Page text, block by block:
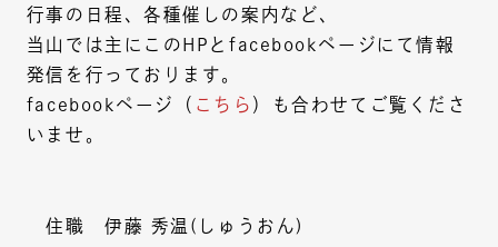
行事の日程、各種催しの案内など、
当山では主にこのHPとfacebookページにて情報
発信を行っております。
facebookページ（ こちら ）も合わせてご覧くださ
いませ。
住職 伊藤 秀温(しゅうおん)